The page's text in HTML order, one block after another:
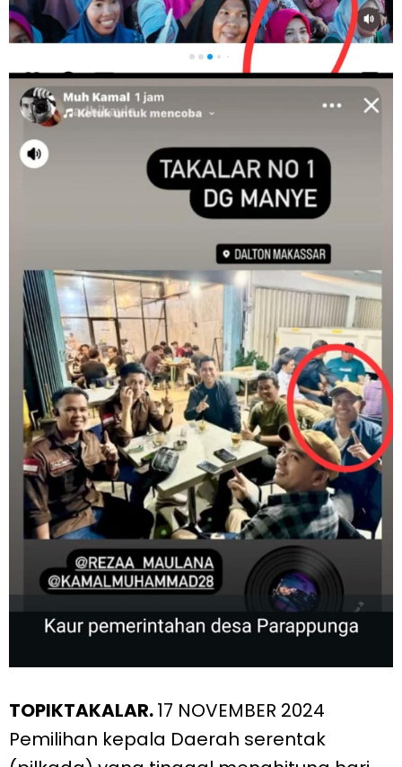
TOPIKTAKALAR.17 NOVEMBER 2024
Pemilihan kepala Daerah serentak